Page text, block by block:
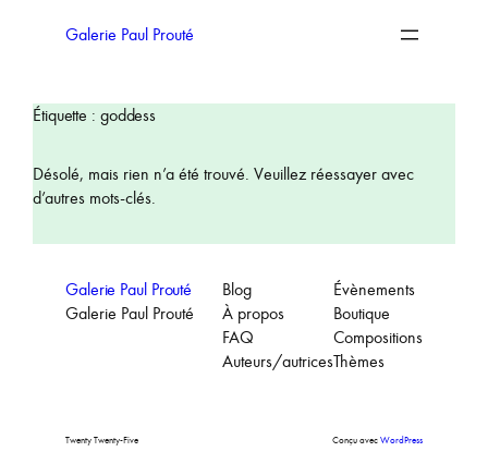
Galerie Paul Prouté
Étiquette : goddess
Désolé, mais rien n’a été trouvé. Veuillez réessayer avec
d’autres mots-clés.
Galerie Paul Prouté
Galerie Paul Prouté
Blog
À propos
FAQ
Auteurs/autrices
Évènements
Boutique
Compositions
Thèmes
Twenty Twenty-Five Conçu avecWordPress